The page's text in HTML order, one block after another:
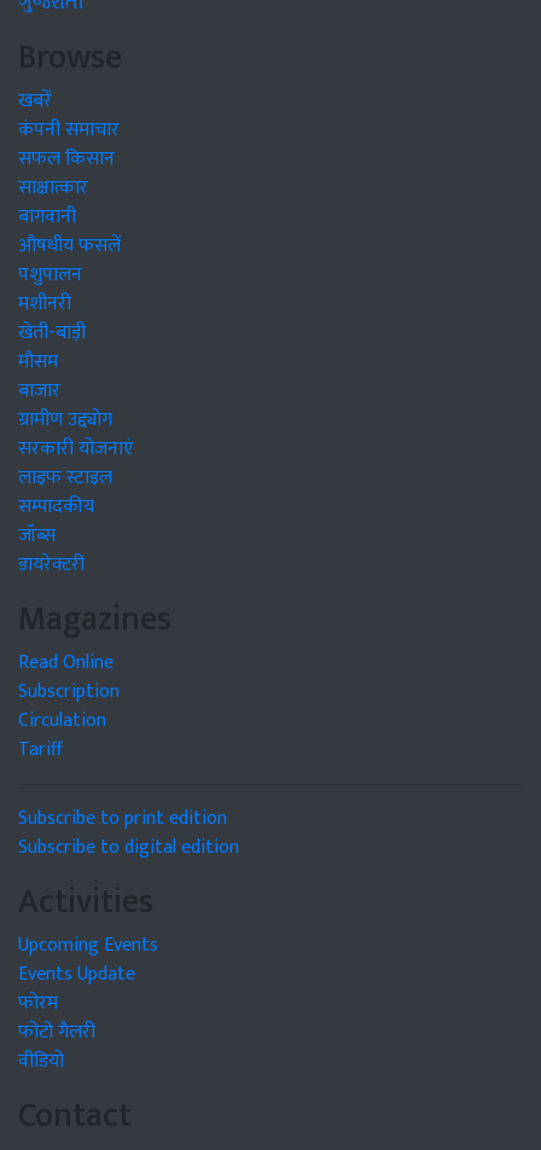
Browse
खबरें
कंपनी समाचार
सफल किसान
साक्षात्कार
बागवानी
औषधीय फसलें
पशुपालन
मशीनरी
खेती-बाड़ी
मौसम
बाजार
ग्रामीण उद्द्योग
सरकारी योजनाएं
लाइफ स्टाइल
सम्पादकीय
जॉब्स
डायरेक्टरी
Magazines
Read Online
Subscription
Circulation
Tariff
Subscribe to print edition
Subscribe to digital edition
Activities
Upcoming Events
Events Update
फोरम
फोटो गैलरी
वीडियो
Contact